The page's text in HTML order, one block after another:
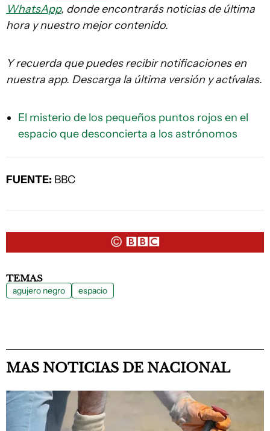
WhatsApp, donde encontrarás noticias de última
hora y nuestro mejor contenido.
Y recuerda que puedes recibir notificaciones en
nuestra app. Descarga la última versión y actívalas.
El misterio de los pequeños puntos rojos en el
espacio que desconcierta a los astrónomos
FUENTE: BBC
TEMAS
agujero negro espacio
MAS NOTICIAS DE NACIONAL